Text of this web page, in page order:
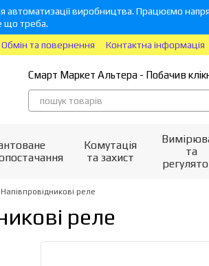
автоматизації виробництва. Працюємо
що треба.
Обмін та повернення Контактна інформація
Смарт Маркет Альтера - Побачив
Комутація
та захист
та
Напівпровідникові реле
реле